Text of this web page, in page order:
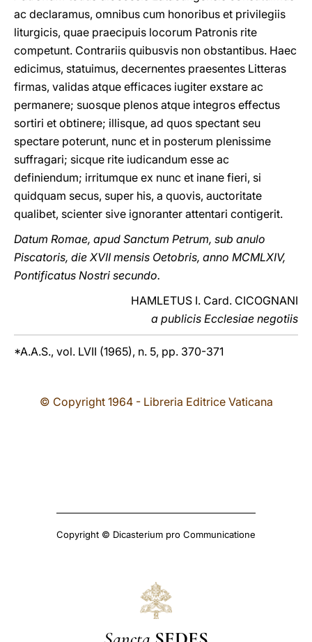
ac declaramus, omnibus cum honoribus et privilegiis
liturgicis, quae praecipuis locorum Patronis rite
competunt. Contrariis quibusvis non obstantibus. Haec
edicimus, statuimus, decernentes praesentes Litteras
firmas, validas atque efficaces iugiter exstare ac
permanere; suosque plenos atque integros effectus
sortiri et obtinere; illisque, ad quos spectant seu
spectare poterunt, nunc et in posterum plenissime
suffragari; sicque rite iudicandum esse ac
definiendum; irritumque ex nunc et inane fieri, si
quidquam secus, super his, a quovis, auctoritate
qualibet, scienter sive ignoranter attentari contigerit.
Datum Romae, apud Sanctum Petrum, sub anulo
Piscatoris, die XVII mensis Oetobris, anno MCMLXIV,
Pontificatus Nostri secundo.
HAMLETUS I. Card. CICOGNANI
a publicis Ecclesiae negotiis
*A.A.S., vol. LVII (1965), n. 5, pp. 370-371
© Copyright 1964 - Libreria Editrice Vaticana
Copyright © Dicasterium pro Communicatione